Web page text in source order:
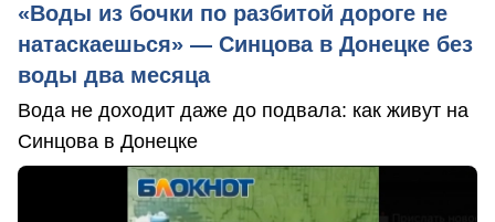
«Воды из бочки по разбитой дороге не
натаскаешься» — Синцова в Донецке без
воды два месяца
Вода не доходит даже до подвала: как живут на
Синцова в Донецке